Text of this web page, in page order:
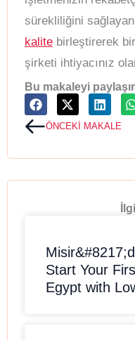
sürekliliğini
kalite birleştirerek
şirketi ihtiyacınız
Bu makaleyi
PrevÖNCEKI MAKALE
Start Your
Egypt with